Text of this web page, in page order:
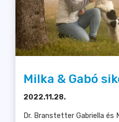
Milka & Gabó
2022.11.28.
Dr. Branstetter Gabriella